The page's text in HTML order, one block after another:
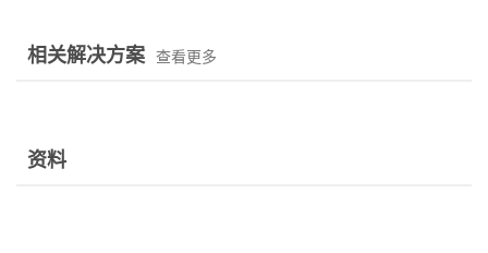
相关解决方案 查看更多
资料